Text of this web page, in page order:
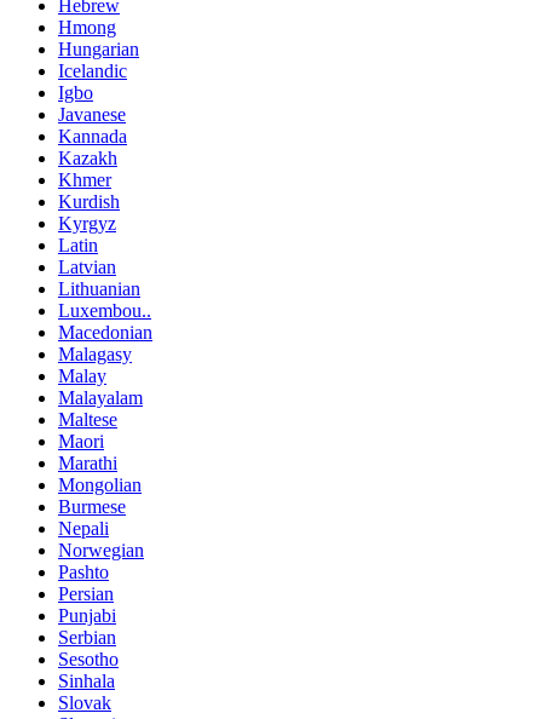
Hebrew
Hmong
Hungarian
Icelandic
Igbo
Javanese
Kannada
Kazakh
Khmer
Kurdish
Kyrgyz
Latin
Latvian
Lithuanian
Luxembou..
Macedonian
Malagasy
Malay
Malayalam
Maltese
Maori
Marathi
Mongolian
Burmese
Nepali
Norwegian
Pashto
Persian
Punjabi
Serbian
Sesotho
Sinhala
Slovak